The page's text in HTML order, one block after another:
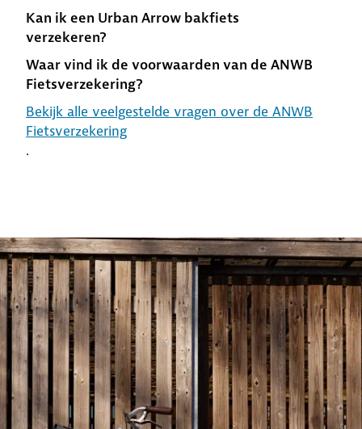
Kan ik een Urban Arrow bakfiets
verzekeren?
Waar vind ik de voorwaarden van de ANWB
Fietsverzekering?
Bekijk alle veelgestelde vragen over de ANWB
Fietsverzekering
.